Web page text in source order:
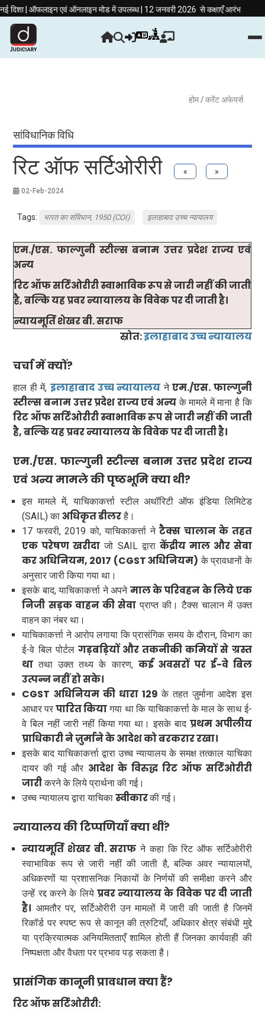
| ऑफलाइन एवं ऑनलाइन मोड में उपलब्ध | 12 जनवरी 2026 से कक्षाएँ आरंभ|
होम/ करेंट अफेयर्स
सांविधानिक विधि
रिट ऑफ सर्टिओरीरी « »
02-Feb-2024
Tags: भारत का संविधान, 1950 (COI) इलाहाबाद उच्च न्यायालय
एम./एस. फाल्गुनी स्टील्स बनाम उत्तर प्रदेश राज्य एवं
अन्य
रिट ऑफ सर्टिओरीरी स्वाभाविक रूप से जारी नहीं की जाती
है, बल्कि यह प्रवर न्यायालय के विवेक पर दी जाती है।
न्यायमूर्ति शेखर बी. सराफ
स्रोत:इलाहाबाद उच्च न्यायालय
चर्चा में क्यों?
हाल ही में, इलाहाबाद उच्च न्यायालय नेएम./एस. फाल्गुनी
स्टील्स बनाम उत्तर प्रदेश राज्य एवं अन्य के मामले में माना है कि
रिट ऑफ सर्टिओरीरी स्वाभाविक रूप से जारी नहीं की जाती
है, बल्कि यह प्रवर न्यायालय के विवेक पर दी जाती है।
एम./एस. फाल्गुनी स्टील्स बनाम उत्तर प्रदेश राज्य
एवं अन्य मामले की पृष्ठभूमि क्या थी?
इस मामले में, याचिकाकर्त्ता स्टील अथॉरिटी ऑफ इंडिया लिमिटेड
(SAIL) काअधिकृत डीलरहै।
17 फरवरी, 2019 को, याचिकाकर्त्ता नेटैक्स चालान के तहत
एक परेषण खरीदा जो SAIL द्वारा केंद्रीय माल और सेवा
कर अधिनियम, 2017 (CGST अधिनियम) के प्रावधानों के
अनुसार जारी किया गया था।
इसके बाद, याचिकाकर्त्ता ने अपने माल के परिवहन के लिये एक
निजी सड़क वाहन की सेवाप्राप्त की। टैक्स चालान में उक्त
वाहन का नंबर था।
याचिकाकर्त्ता ने आरोप लगाया कि प्रासंगिक समय के दौरान, विभाग का
ई-वे बिल पोर्टल गड़बड़ियों और तकनीकी कमियों से ग्रस्त
था तथा उक्त तथ्य के कारण, कई अवसरों पर ई-वे बिल
उत्पन्न नहीं हो सके।
CGST अधिनियम की धारा 129के तहत ज़ुर्माना आदेश इस
आधार परपारित कियागया था कि याचिकाकर्त्ता के माल के साथ ई-
वे बिल नहीं जारी नहीं किया गया था। इसके बाद प्रथम अपीलीय
प्राधिकारी ने ज़ुर्माने के आदेश को बरकरार रखा।
इसके बाद याचिकाकर्त्ता द्वारा उच्च न्यायालय के समक्ष तत्काल याचिका
दायर की गई और आदेश के विरुद्ध रिट ऑफ सर्टिओरीरी
जारीकरने के लिये प्रार्थना की गई।
उच्च न्यायालय द्वारा याचिकास्वीकारकी गई।
न्यायालय की टिप्पणियाँ क्या थीं?
न्यायमूर्ति शेखर बी. सराफ ने कहा कि रिट ऑफ सर्टिओरीरी
स्वाभाविक रूप से जारी नहीं की जाती है, बल्कि अवर न्यायालयों,
अधिकरणों या प्रशासनिक निकायों के निर्णयों की समीक्षा करने और
उन्हें रद्द करने के लिये प्रवर न्यायालय के विवेक पर दी जाती
है। आमतौर पर, सर्टिओरीरी उन मामलों में जारी की जाती है जिनमें
रिकॉर्ड पर स्पष्ट रूप से कानून की त्रुटियाँ, अधिकार क्षेत्र संबंधी मुद्दे
या प्रक्रियात्मक अनियमितताएँ शामिल होती हैं जिनका कार्यवाही की
निष्पक्षता और वैधता पर प्रभाव पड़ सकता है।
प्रासंगिक कानूनी प्रावधान क्या हैं?
रिट ऑफ सर्टिओरीरी: